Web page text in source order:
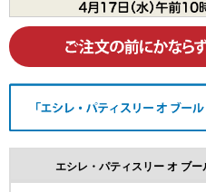
エシレ・パティスリー オ ブ